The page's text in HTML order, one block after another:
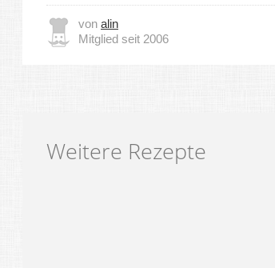
von alin
Mitglied seit 2006
Weitere Rezepte